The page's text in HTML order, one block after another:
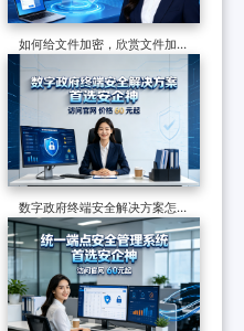
如何给文件加密，欣赏文件加密
软件的7个防泄密措施，可加密
可审计
数字政府终端安全解决方案怎么
做？终端安全管理系统如何守护
政企终端安全？